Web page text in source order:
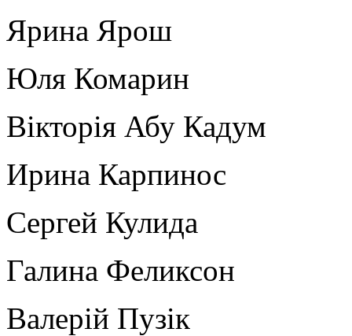
Ярина Ярош
Юля Комарин
Вікторія Абу Кадум
Ирина Карпинос
Сергей Кулида
Галина Феликсон
Валерій Пузік